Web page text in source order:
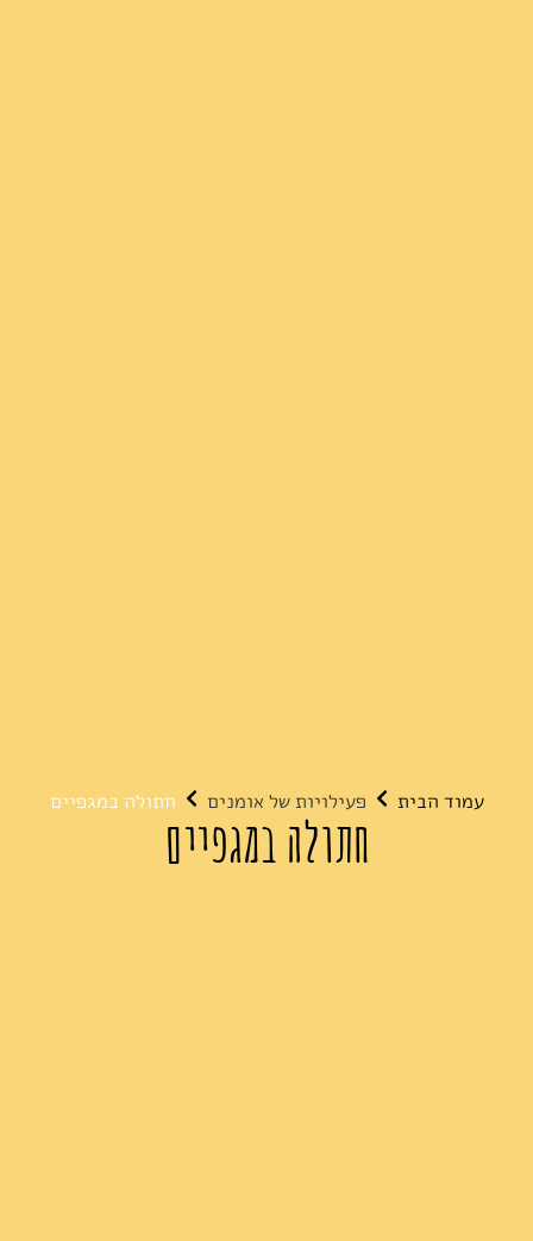
עמוד הבית פעילויות של אומנים חתולה במגפיים
חתולה במגפיים